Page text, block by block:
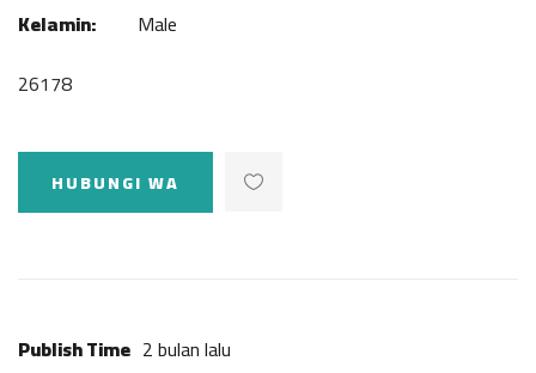
Kelamin:
Male
26178
HUBUNGI WA
Publish Time 2 bulan lalu